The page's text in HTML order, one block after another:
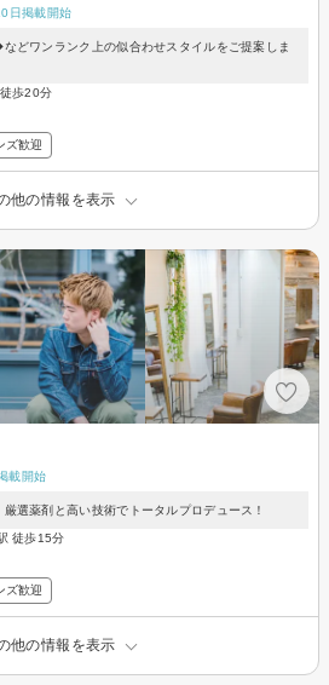
日掲載開始
どワンランク上の似合わせスタイルをご提案しま
歩20分
ズ歓迎
他の情報を表示
載開始
選薬剤と高い技術でトータルプロデュース！
徒歩15分
ズ歓迎
他の情報を表示